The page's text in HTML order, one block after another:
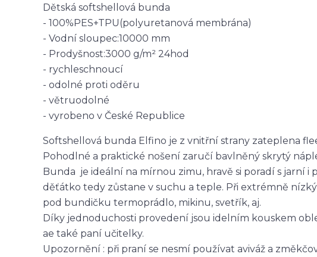
Dětská softshellová bunda
- 100%PES+TPU(polyuretanová membrána)
- Vodní sloupec:10000 mm
- Prodyšnost:3000 g/m² 24hod
- rychleschnoucí
- odolné proti oděru
- větruodolné
- vyrobeno v České Republice
Softshellová bunda Elfino je z vnitřní strany zateplena
Pohodlné a praktické nošení zaručí bavlněný skrytý
Bunda je ideální na mírnou zimu, hravě si poradí s jarní i
děťátko tedy zůstane v suchu a teple. Při extrémně
pod bundičku termoprádlo, mikinu, svetřík, aj.
Díky jednoduchosti provedení jsou idelním kouskem
ae také paní učitelky.
Upozornění : při praní se nesmí používat aviváž a